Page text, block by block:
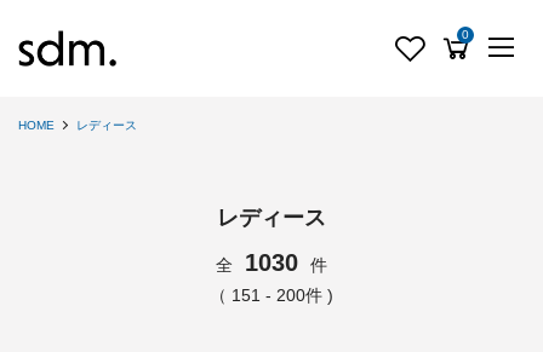
0
HOME レディース
レディース
全 1030
件
（ 151 - 200件 )